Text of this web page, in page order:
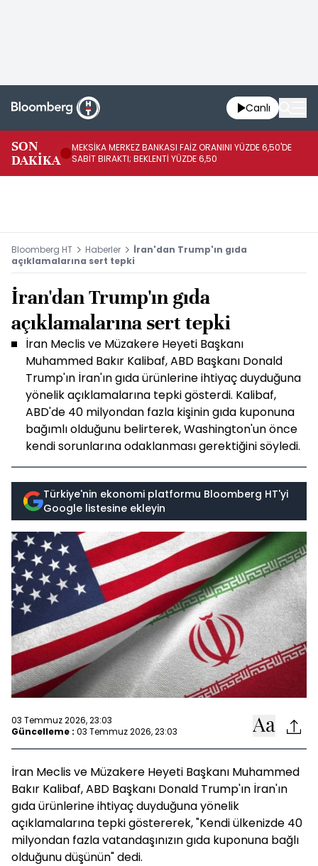
Canlı
SON
DAKİKA
MEKSİKA MERKEZ BANKASI FAİZ ORANINI YÜZDE 6,50'DE
SABİT BIRAKTI; BEKLENTİ YÜZDE 6,50
Bloomberg HT Haberler
İran'dan Trump'ın gıda
açıklamalarına sert tepki
İran'dan Trump'ın gıda
açıklamalarına sert tepki
İran Meclis ve Müzakere Heyeti Başkanı
Muhammed Bakır Kalibaf, ABD Başkanı Donald
Trump'ın İran'ın gıda ürünlerine ihtiyaç duyduğuna
yönelik açıklamalarına tepki gösterdi. Kalibaf,
ABD'de 40 milyondan fazla kişinin gıda kuponuna
bağımlı olduğunu belirterek, Washington'un önce
kendi sorunlarına odaklanması gerektiğini söyledi.
Türkiye'nin ekonomi platformu Bloomberg HT'yi
Google listesine ekleyin
03 Temmuz 2026, 23:03
Güncelleme : 03 Temmuz 2026, 23:03
İran Meclis ve Müzakere Heyeti Başkanı Muhammed
Bakır Kalibaf, ABD Başkanı Donald Trump'ın İran'ın
gıda ürünlerine ihtiyaç duyduğuna yönelik
açıklamalarına tepki göstererek, "Kendi ülkenizde 40
milyondan fazla vatandaşınızın gıda kuponuna bağlı
olduğunu düşünün" dedi.